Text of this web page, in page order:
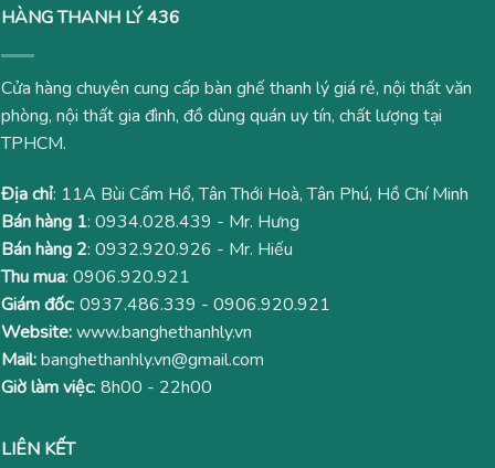
HÀNG THANH LÝ 436
Cửa hàng chuyên cung cấp bàn ghế thanh lý giá rẻ, nội thất văn
phòng, nội thất gia đình, đồ dùng quán uy tín, chất lượng tại
TPHCM.
Địa chỉ: 11A Bùi Cẩm Hổ, Tân Thới Hoà, Tân Phú, Hồ Chí Minh
Bán hàng 1: 0934.028.439 - Mr. Hưng
Bán hàng 2: 0932.920.926 - Mr. Hiếu
Thu mua: 0906.920.921
Giám đốc: 0937.486.339 - 0906.920.921
Website:www.banghethanhly.vn
Mail:banghethanhly.vn@gmail.com
Giờ làm việc: 8h00 - 22h00
LIÊN KẾT